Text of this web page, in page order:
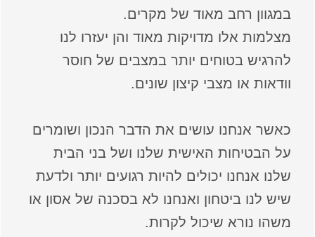
במגוון רחב מאוד של מקרים.
מצלמות אלו מדויקות מאוד והן יעזרו לנו
להרגיש בטוחים יותר במצבים של חוסר
וודאות או מצבי קיצון שונים.
כאשר אנחנו עושים את הדבר הנכון ושומרים
על הבטיחות האישית שלנו ושל בני הבית
שלנו אנחנו יכולים להיות רגועים יותר ולדעת
שיש לנו ביטחון ואנחנו לא בסכנה של אסון או
משהו נורא שיכול לקרות.